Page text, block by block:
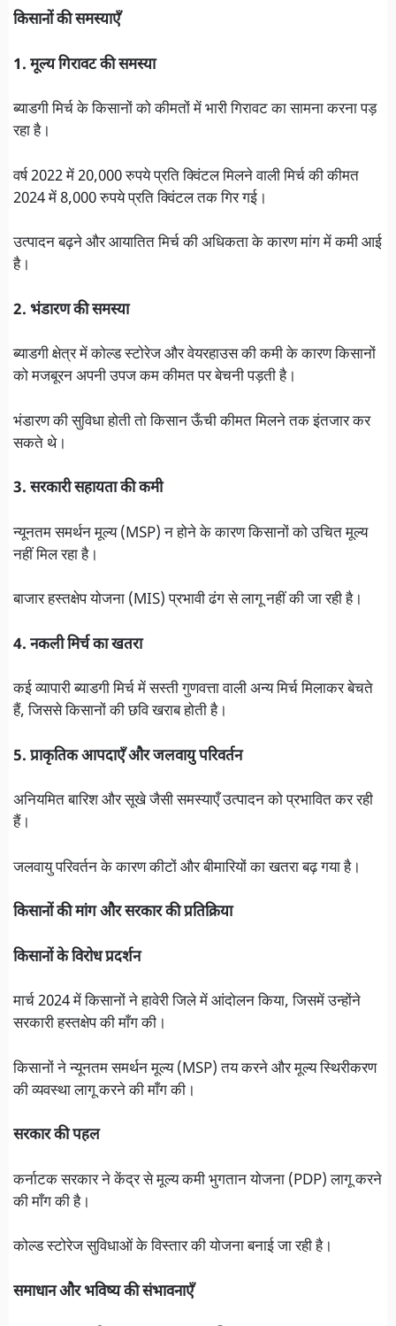
किसानों की समस्याएँ
1. मूल्य गिरावट की समस्या
ब्याडगी मिर्च के किसानों को कीमतों में भारी गिरावट का सामना करना पड़
रहा है।
वर्ष 2022 में 20,000 रुपये प्रति क्विंटल मिलने वाली मिर्च की कीमत
2024 में 8,000 रुपये प्रति क्विंटल तक गिर गई।
उत्पादन बढ़ने और आयातित मिर्च की अधिकता के कारण मांग में कमी आई
है।
2. भंडारण की समस्या
ब्याडगी क्षेत्र में कोल्ड स्टोरेज और वेयरहाउस की कमी के कारण किसानों
को मजबूरन अपनी उपज कम कीमत पर बेचनी पड़ती है।
भंडारण की सुविधा होती तो किसान ऊँची कीमत मिलने तक इंतजार कर
सकते थे।
3. सरकारी सहायता की कमी
न्यूनतम समर्थन मूल्य (MSP) न होने के कारण किसानों को उचित मूल्य
नहीं मिल रहा है।
बाजार हस्तक्षेप योजना (MIS) प्रभावी ढंग से लागू नहीं की जा रही है।
4. नकली मिर्च का खतरा
कई व्यापारी ब्याडगी मिर्च में सस्ती गुणवत्ता वाली अन्य मिर्च मिलाकर बेचते
हैं, जिससे किसानों की छवि खराब होती है।
5. प्राकृतिक आपदाएँ और जलवायु परिवर्तन
अनियमित बारिश और सूखे जैसी समस्याएँ उत्पादन को प्रभावित कर रही
हैं।
जलवायु परिवर्तन के कारण कीटों और बीमारियों का खतरा बढ़ गया है।
किसानों की मांग और सरकार की प्रतिक्रिया
किसानों के विरोध प्रदर्शन
मार्च 2024 में किसानों ने हावेरी जिले में आंदोलन किया, जिसमें उन्होंने
सरकारी हस्तक्षेप की माँग की।
किसानों ने न्यूनतम समर्थन मूल्य (MSP) तय करने और मूल्य स्थिरीकरण
की व्यवस्था लागू करने की माँग की।
सरकार की पहल
कर्नाटक सरकार ने केंद्र से मूल्य कमी भुगतान योजना (PDP) लागू करने
की माँग की है।
कोल्ड स्टोरेज सुविधाओं के विस्तार की योजना बनाई जा रही है।
समाधान और भविष्य की संभावनाएँ